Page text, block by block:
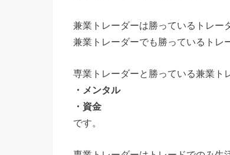
兼業トレーダーは勝っているトレー
兼業トレーダーでも勝っているトレ
専業トレーダーと勝っている兼業ト
・メンタル
・資金
です。